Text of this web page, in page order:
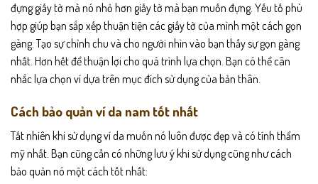
đựng giấy tờ mà nó nhỏ hơn giấy tờ mà bạn muốn đựng. Yếu tố phù
hợp giúp bạn sắp xếp thuận tiện các giấy tờ của mình một cách gọn
gàng. Tạo sự chỉnh chu và cho người nhìn vào bạn thấy sự gọn gàng
nhất. Hơn hết để thuận lợi cho quá trình lựa chọn. Bạn có thể cân
nhắc lựa chọn ví dựa trên mục đích sử dụng của bản thân.
Cách bảo quản ví da nam tốt nhất
Tất nhiên khi sử dụng ví da muốn nó luôn được đẹp và có tính thẩm
mỹ nhất. Bạn cũng cần có những lưu ý khi sử dụng cũng như cách
bảo quản nó một cách tốt nhất: